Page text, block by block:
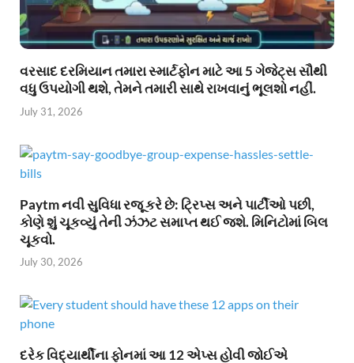
વરસાદ દરમિયાન તમારા સ્માર્ટફોન માટે આ 5 ગેજેટ્સ સૌથી
વધુ ઉપયોગી થશે, તેમને તમારી સાથે રાખવાનું ભૂલશો નહીં.
July 31, 2026
Paytm નવી સુવિધા રજૂ કરે છે: ટ્રિપ્સ અને પાર્ટીઓ પછી,
કોણે શું ચૂકવ્યું તેની ઝંઝટ સમાપ્ત થઈ જશે. મિનિટોમાં બિલ
ચૂકવો.
July 30, 2026
દરેક વિદ્યાર્થીના ફોનમાં આ 12 એપ્સ હોવી જોઈએ